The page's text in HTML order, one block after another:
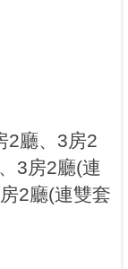
2廳、3房2
3房2廳(連
2廳(連雙套